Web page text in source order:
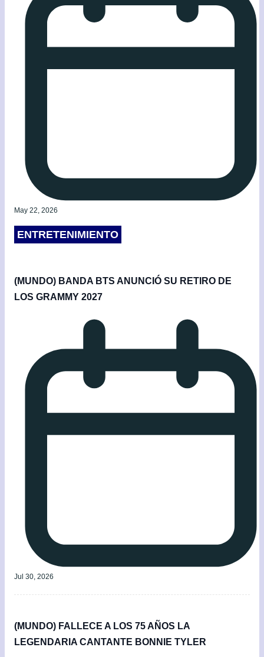
May 22, 2026
ENTRETENIMIENTO
(MUNDO) BANDA BTS ANUNCIÓ SU RETIRO DE
LOS GRAMMY 2027
Jul 30, 2026
(MUNDO) FALLECE A LOS 75 AÑOS LA
LEGENDARIA CANTANTE BONNIE TYLER